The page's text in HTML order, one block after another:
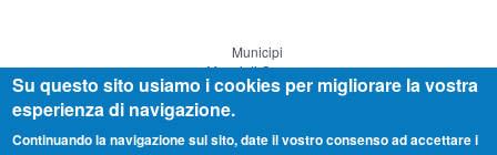
Municipi
Musei di Genova
Genova Teatro
Visitgenoa
Su questo sito usiamo i cookies per migliorare la vostra
esperienza di navigazione.
Continuando la navigazione sul sito, date il vostro consenso ad accettare i